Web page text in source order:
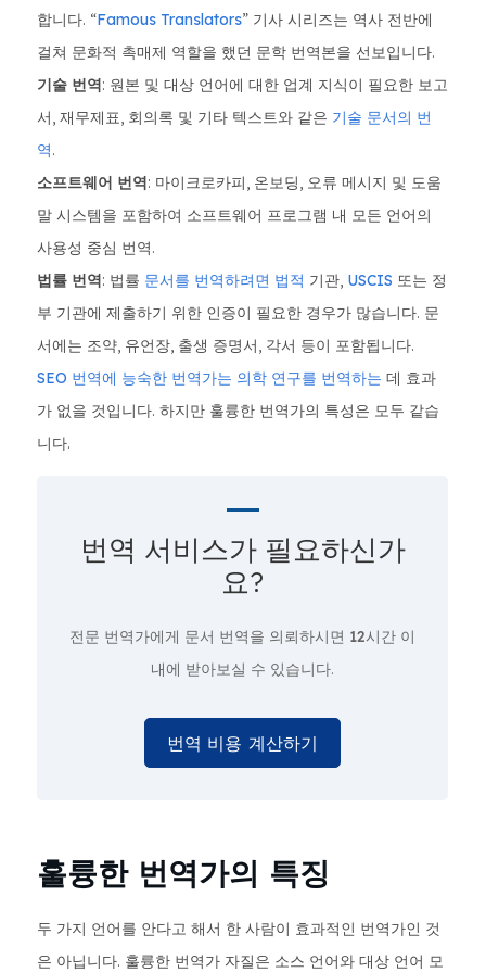
합니다. “Famous Translators” 기사 시리즈는 역사 전반에
걸쳐 문화적 촉매제 역할을 했던 문학 번역본을 선보입니다.
기술 번역: 원본 및 대상 언어에 대한 업계 지식이 필요한 보고
서, 재무제표, 회의록 및 기타 텍스트와 같은 기술 문서의 번
역.
소프트웨어 번역: 마이크로카피, 온보딩, 오류 메시지 및 도움
말 시스템을 포함하여 소프트웨어 프로그램 내 모든 언어의
사용성 중심 번역.
법률 번역: 법률 문서를 번역하려면 법적 기관, USCIS 또는 정
부 기관에 제출하기 위한 인증이 필요한 경우가 많습니다. 문
서에는 조약, 유언장, 출생 증명서, 각서 등이 포함됩니다.
SEO 번역에 능숙한 번역가는 의학 연구를 번역하는 데 효과
가 없을 것입니다. 하지만 훌륭한 번역가의 특성은 모두 같습
니다.
번역 서비스가 필요하신가
요?
전문 번역가에게 문서 번역을 의뢰하시면 12시간 이
내에 받아보실 수 있습니다.
번역 비용 계산하기
훌륭한 번역가의 특징
두 가지 언어를 안다고 해서 한 사람이 효과적인 번역가인 것
은 아닙니다. 훌륭한 번역가 자질은 소스 언어와 대상 언어 모